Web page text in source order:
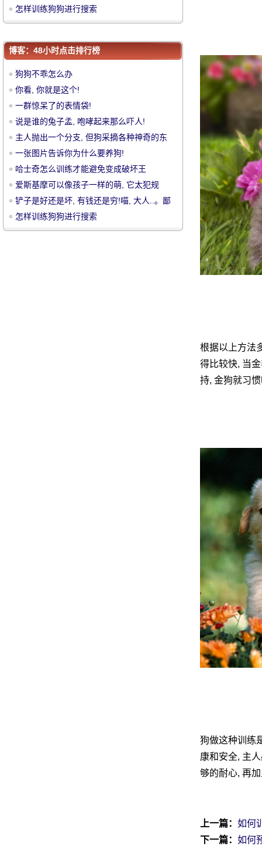
华
宠
根据以上方法
得比较快, 当
持, 金狗就习
狗做这种训练
康和安全, 主
够的耐心, 再
上一篇： 如何
下一篇： 如何
视你!
怎样训练狗狗进行搜索
视你!
怎样训练狗狗进行搜索
博客：48小时点击排行榜
狗狗不乖怎么办
你看, 你就是这个!
一群惊呆了的表情袋!
说是谁的兔子孟, 咆哮起来那么吓人!
主人抛出一个分支, 但狗采摘各种神奇的东
西, 笑和喷雾
一张图片告诉你为什么要养狗!
哈士奇怎么训练才能避免变成破坏王
爱斯基摩可以像孩子一样的萌, 它太犯规
了..。
铲子是好还是坏, 有钱还是穷!喵, 大人..。鄙
视你!
怎样训练狗狗进行搜索